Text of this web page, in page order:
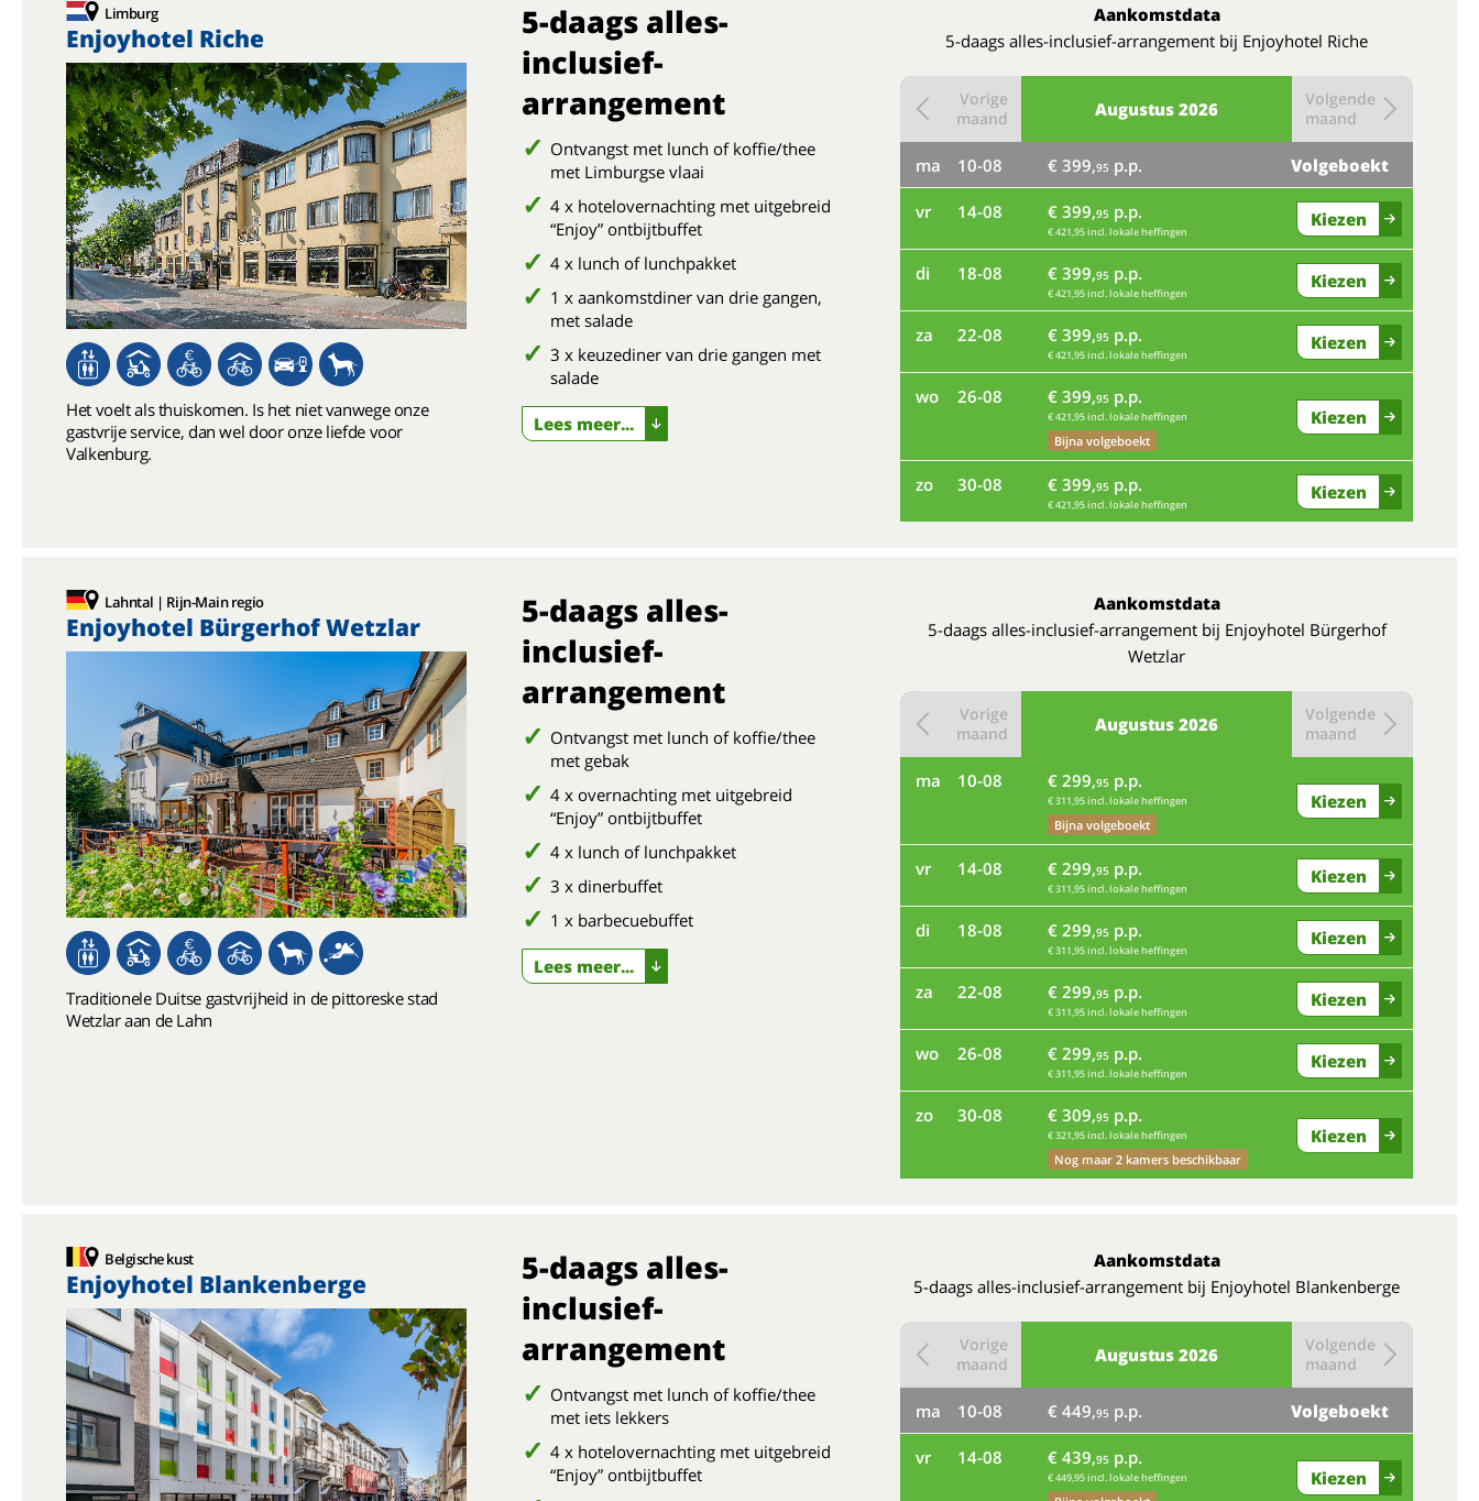
Limburg
Enjoyhotel Riche
Het voelt als thuiskomen. Is het niet vanwege onze
gastvrije service, dan wel door onze liefde voor
Valkenburg.
5-daags alles-
inclusief-
arrangement
Ontvangst met lunch of koffie/thee
met Limburgse vlaai
4 x hotelovernachting met uitgebreid
“Enjoy” ontbijtbuffet
4 x lunch of lunchpakket
1 x aankomstdiner van drie gangen,
met salade
3 x keuzediner van drie gangen met
salade
Lees meer...
Aankomstdata
5-daags alles-inclusief-arrangement bij Enjoyhotel Riche
Augustus 2026
Vorige
maand
Volgende
maand
ma 10-08 € 399,95 p.p. Volgeboekt
vr 14-08 € 399,95 p.p.
€ 421,95 incl. lokale heffingen
Kiezen
di 18-08 € 399,95 p.p.
€ 421,95 incl. lokale heffingen
Kiezen
za 22-08 € 399,95 p.p.
€ 421,95 incl. lokale heffingen
Kiezen
wo 26-08 € 399,95 p.p.
€ 421,95 incl. lokale heffingen
Bijna volgeboekt
Kiezen
zo 30-08 € 399,95 p.p.
€ 421,95 incl. lokale heffingen
Kiezen
Lahntal | Rijn-Main regio
Enjoyhotel Bürgerhof Wetzlar
Traditionele Duitse gastvrijheid in de pittoreske stad
Wetzlar aan de Lahn
5-daags alles-
inclusief-
arrangement
Ontvangst met lunch of koffie/thee
met gebak
4 x overnachting met uitgebreid
“Enjoy” ontbijtbuffet
4 x lunch of lunchpakket
3 x dinerbuffet
1 x barbecuebuffet
Lees meer...
Aankomstdata
5-daags alles-inclusief-arrangement bij Enjoyhotel Bürgerhof
Wetzlar
Augustus 2026
Vorige
maand
Volgende
maand
ma 10-08 € 299,95 p.p.
€ 311,95 incl. lokale heffingen
Bijna volgeboekt
Kiezen
vr 14-08 € 299,95 p.p.
€ 311,95 incl. lokale heffingen
Kiezen
di 18-08 € 299,95 p.p.
€ 311,95 incl. lokale heffingen
Kiezen
za 22-08 € 299,95 p.p.
€ 311,95 incl. lokale heffingen
Kiezen
wo 26-08 € 299,95 p.p.
€ 311,95 incl. lokale heffingen
Kiezen
zo 30-08 € 309,95 p.p.
€ 321,95 incl. lokale heffingen
Nog maar 2 kamers beschikbaar
Kiezen
Belgische kust
Enjoyhotel Blankenberge
5-daags alles-
inclusief-
arrangement
Ontvangst met lunch of koffie/thee
met iets lekkers
4 x hotelovernachting met uitgebreid
“Enjoy” ontbijtbuffet
Aankomstdata
5-daags alles-inclusief-arrangement bij Enjoyhotel Blankenberge
Augustus 2026
Vorige
maand
Volgende
maand
ma 10-08 € 449,95 p.p. Volgeboekt
vr 14-08 € 439,95 p.p.
€ 449,95 incl. lokale heffingen Kiezen